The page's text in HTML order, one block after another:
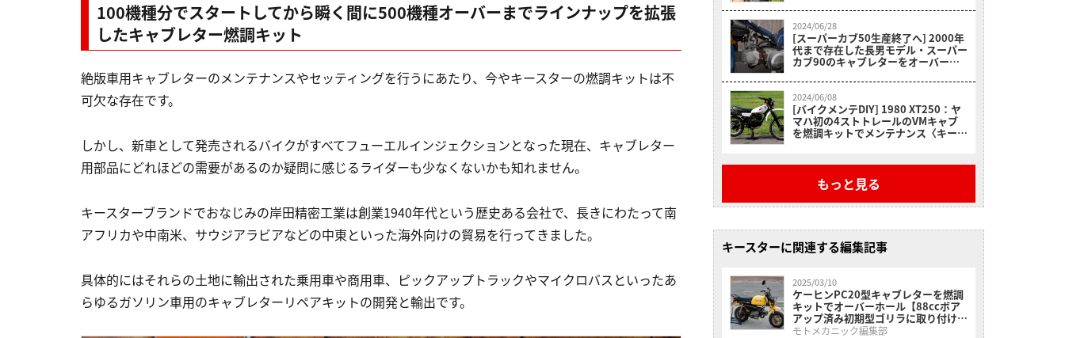
100機種分でスタートしてから瞬く間に500機種オーバーまでラインナップを拡張
したキャブレター燃調キット
絶版車用キャブレターのメンテナンスやセッティングを行うにあたり、今やキースターの燃調キットは不
可欠な存在です。
しかし、新車として発売されるバイクがすべてフューエルインジェクションとなった現在、キャブレター
用部品にどれほどの需要があるのか疑問に感じるライダーも少なくないかも知れません。
キースターブランドでおなじみの岸田精密工業は創業1940年代という歴史ある会社で、長きにわたって南
アフリカや中南米、サウジアラビアなどの中東といった海外向けの貿易を行ってきました。
具体的にはそれらの土地に輸出された乗用車や商用車、ピックアップトラックやマイクロバスといったあ
らゆるガソリン車用のキャブレターリペアキットの開発と輸出です。
2024/06/28
[スーパーカブ50生産終了へ] 2000年
代まで存在した長男モデル・スーパー
カブ90のキャブレターをオーバーホ
2024/06/08
[バイクメンテDIY] 1980 XT250：ヤ
マハ初の4ストトレールのVMキャブ
を燃調キットでメンテナンス〈キース
もっと見る
キースターに関連する編集記事
2025/03/10
ケーヒンPC20型キャブレターを燃調
キットでオーバーホール【88ccボア
アップ済み初期型ゴリラに取り付けた
い】
モトメカニック編集部